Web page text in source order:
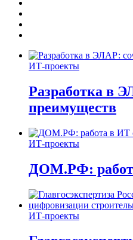
ИТ-проекты
Разработка в
преимуществ
ИТ-проекты
ДОМ.РФ:
ИТ-проекты